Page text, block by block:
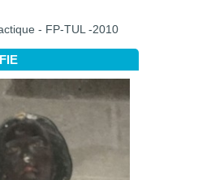
- FP-TUL -2010